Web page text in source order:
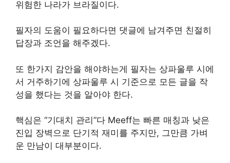
위험한 나라가 브라질이다.
필자의 도움이 필요하다면 댓글에 남겨주면 친절히
답장과 조언을 해주겠다.
또 한가지 감안을 해야하는게 필자는 상파울루 시에
서 거주하기에 상파울루 시 기준으로 모든 글을 작
성을 했다는 것을 알아야 한다.
핵심은 “기대치 관리”다 Meeff는 빠른 매칭과 낮은
진입 장벽으로 단기적 재미를 주지만, 그만큼 가벼
운 만남이 대부분이다.